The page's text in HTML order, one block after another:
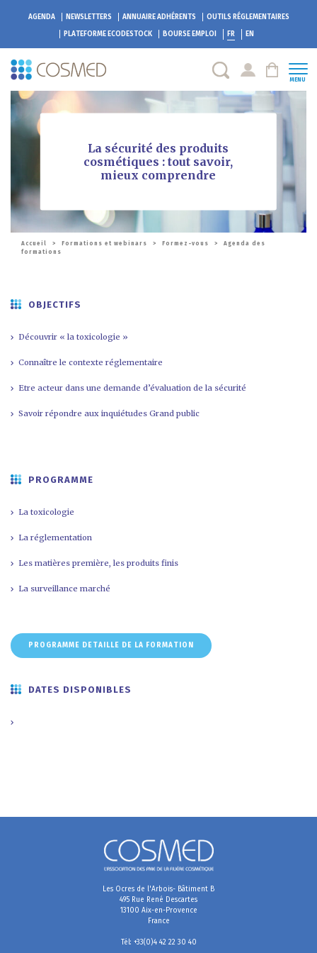
AGENDA NEWSLETTERS ANNUAIRE ADHÉRENTS
OUTILS RÉGLEMENTAIRES
PLATEFORME ECODESTOCK BOURSE EMPLOI FR EN
MENU
La sécurité des produits
cosmétiques : tout savoir,
mieux comprendre
Accueil > Formations et webinars > Formez-vous >
Agenda des
formations
OBJECTIFS
Découvrir « la toxicologie »
Connaître le contexte réglementaire
Etre acteur dans une demande d’évaluation de la sécurité
Savoir répondre aux inquiétudes Grand public
PROGRAMME
La toxicologie
La réglementation
Les matières première, les produits finis
La surveillance marché
PROGRAMME DETAILLE DE LA FORMATION
DATES DISPONIBLES
Les Ocres de l'Arbois- Bâtiment B
495 Rue René Descartes
13100 Aix-en-Provence
France
Tél: +33(0)4 42 22 30 40